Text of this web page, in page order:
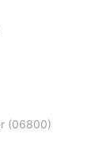
(06800)